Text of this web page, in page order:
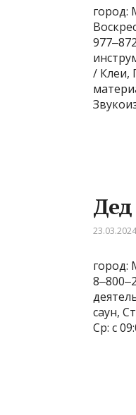
город:
/ Клеи,
23.03.2024
город:
саун,
Ср: с